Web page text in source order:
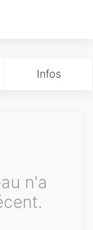
Infos
n'a